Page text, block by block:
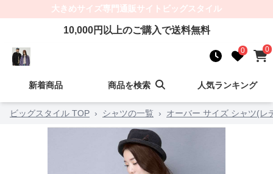
大きめサイズ専門通販サイト ビッグスタイル
10,000円以上のご購入で送料無料
0 0
新着商品 商品を検索 人気ランキング
ビッグスタイル TOP › シャツの一覧 › オーバー サイズ シャツ(レ